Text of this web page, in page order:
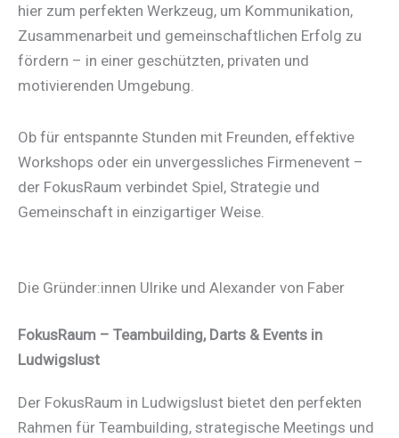
hier zum perfekten Werkzeug, um Kommunikation,
Zusammenarbeit und gemeinschaftlichen Erfolg zu
fördern – in einer geschützten, privaten und
motivierenden Umgebung.
Ob für entspannte Stunden mit Freunden, effektive
Workshops oder ein unvergessliches Firmenevent –
der FokusRaum verbindet Spiel, Strategie und
Gemeinschaft in einzigartiger Weise.
Die Gründer:innen Ulrike und Alexander von Faber
FokusRaum – Teambuilding, Darts & Events in
Ludwigslust
Der FokusRaum in Ludwigslust bietet den perfekten
Rahmen für Teambuilding, strategische Meetings und